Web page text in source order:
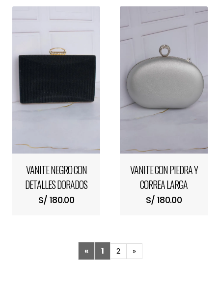
VANITE NEGRO CON
DETALLES DORADOS
S/ 180.00
VANITE CON PIEDRA Y
CORREA LARGA
S/ 180.00
« 1 2 »